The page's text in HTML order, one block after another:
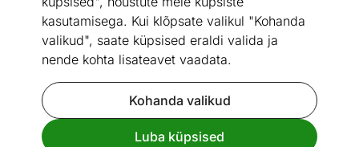
kasutamisega. Kui klõpsate valikul "Kohanda
valikud", saate küpsised eraldi valida ja
nende kohta lisateavet vaadata.
Kohanda valikud
Luba küpsised
Vaata sarnaseid